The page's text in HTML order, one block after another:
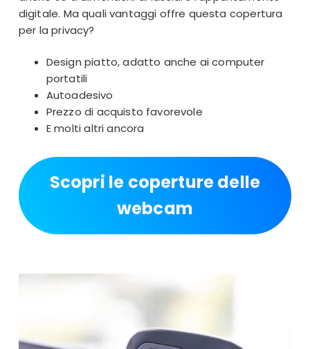
digitale. Ma quali vantaggi offre questa copertura
per la privacy?
Design piatto, adatto anche ai computer
portatili
Autoadesivo
Prezzo di acquisto favorevole
E molti altri ancora
Scopri le coperture delle
webcam